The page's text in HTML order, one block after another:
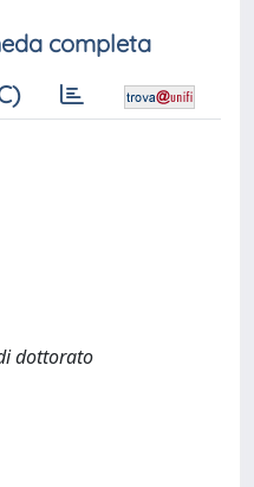
completa
dottorato